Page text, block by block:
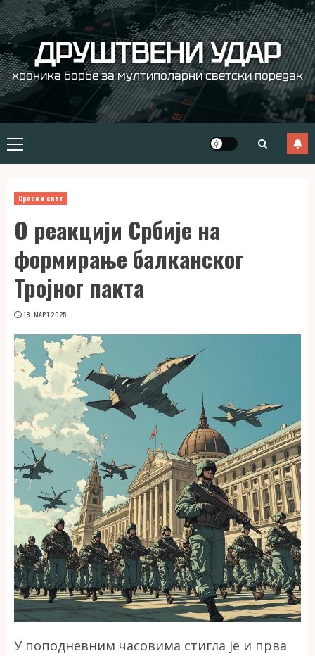
Skip
to
content ДРУШТВЕНИ УДАР
хроника борбе за мултиполарни светски поредак
Primary
Menu
Српски свет
О реакцији Србије на
формирање балканског
Тројног пакта
18. МАРТ 2025.
У поподневним часовима стигла је и прва